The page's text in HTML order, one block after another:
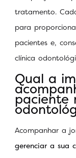
tratamento.
para
pacientes e,
clínica
Qual a
paciente
Acompanhar a
gerenciar a sua